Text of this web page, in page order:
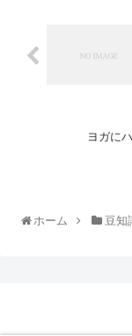
ヨガに
ホーム 豆知